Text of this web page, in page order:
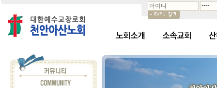
노회소개 소속교회